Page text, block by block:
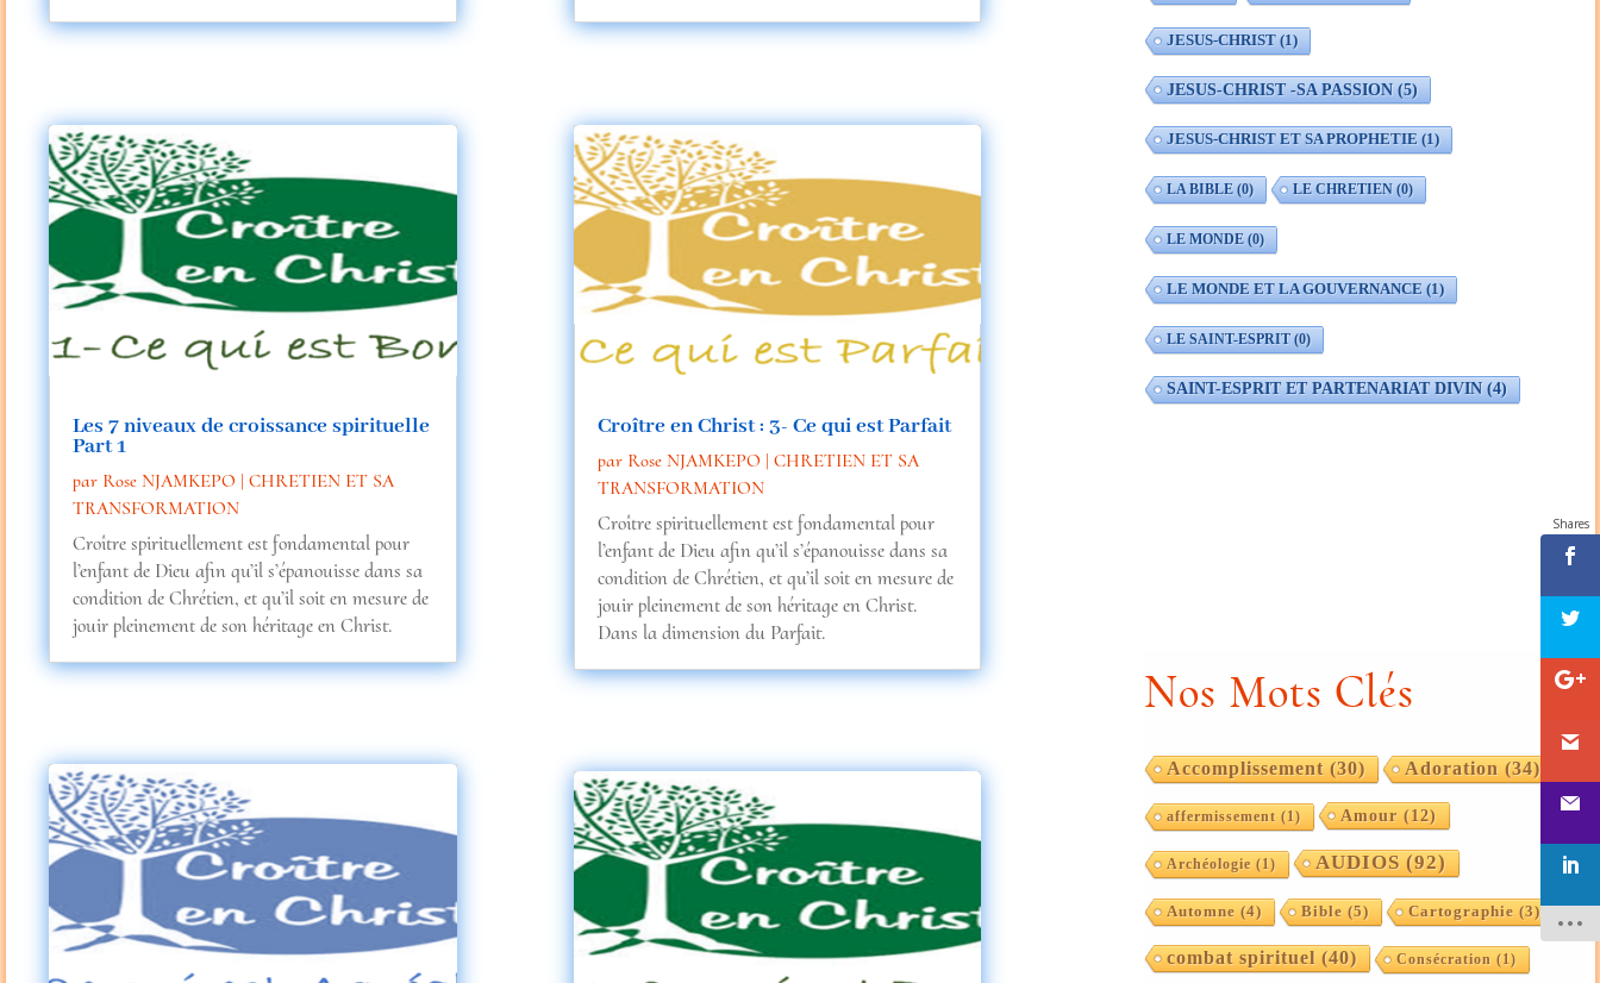
Les 7 niveaux de croissance spirituelle
Part 1
par Rose NJAMKEPO |CHRETIEN ET SA
TRANSFORMATION
Croître spirituellement est fondamental pour
l’enfant de Dieu afin qu’il s’épanouisse dans sa
condition de Chrétien, et qu’il soit en mesure de
jouir pleinement de son héritage en Christ.
Croître en Christ : 3- Ce qui est Parfait
par Rose NJAMKEPO | CHRETIEN ET SA
TRANSFORMATION
Croître spirituellement est fondamental pour
l’enfant de Dieu afin qu’il s’épanouisse dans sa
condition de Chrétien, et qu’il soit en mesure de
jouir pleinement de son héritage en Christ.
Dans la dimension du Parfait.
JESUS-CHRIST(1)
JESUS-CHRIST -SA PASSION(5)
JESUS-CHRIST ET SA PROPHETIE (1)
LA BIBLE (0) LE CHRETIEN (0)
LE MONDE (0)
LE MONDE ET LA GOUVERNANCE (1)
LE SAINT-ESPRIT(0)
SAINT-ESPRIT ET PARTENARIAT DIVIN(4)
Nos Mots Clés
Accomplissement (30) Adoration (34)
affermissement (1) Amour (12)
Archéologie (1) AUDIOS (92)
Automne (4) Bible (5) Cartographie (3)
combat spirituel (40) Consécration (1)
Shares